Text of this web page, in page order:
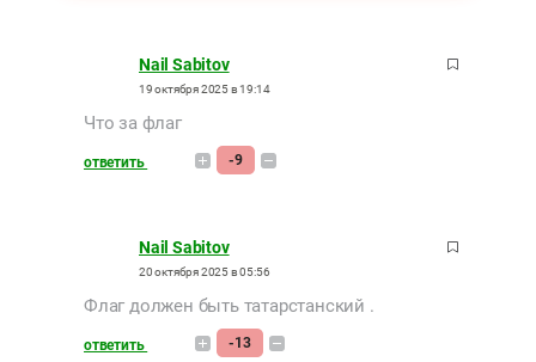
Nail Sabitov
19 октября 2025 в 19:14
Что за флаг
ответить -9
Nail Sabitov
20 октября 2025 в 05:56
Флаг должен быть татарстанский .
ответить -13